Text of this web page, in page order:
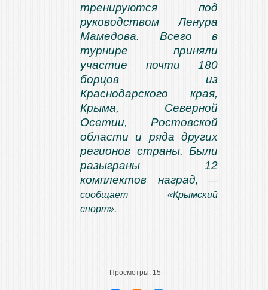
тренируются под
руководством Ленура
Мамедова. Всего в
турнире приняли
участие почти 180
борцов из
Краснодарского края,
Крыма, Северной
Осетии, Ростовской
области и ряда других
регионов страны. Были
разыграны 12
комплектов наград, —
сообщает «Крымский
спорт».
Просмотры: 15